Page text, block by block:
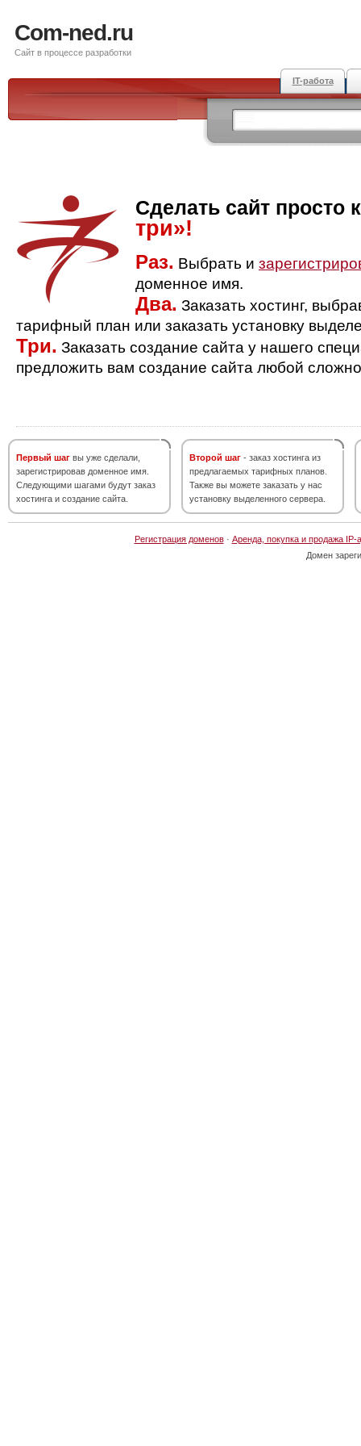
Com-ned.ru
Сайт в процессе разработки
IT-работа
Сделать сайт просто
три»!
Раз. Выбрать и
доменное имя.
Два. Заказать хостинг,
тарифный план или заказать установку
Три. Заказать создание сайта у нашего
предложить вам создание сайта любой
Первый шаг вы уже сделали,
зарегистрировав доменное имя.
Следующими шагами будут заказ
хостинга и создание сайта.
Второй шаг - заказ хостинга из
предлагаемых тарифных планов.
Также вы можете заказать у нас
установку выделенного сервера.
Регистрация доменов· Аренда, покупка и продажа IP-
Домен